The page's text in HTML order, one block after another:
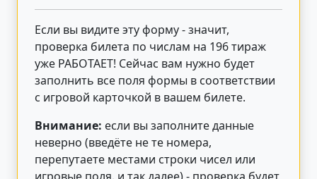
Если вы видите эту форму - значит,
проверка билета по числам на 196 тираж
уже РАБОТАЕТ! Сейчас вам нужно будет
заполнить все поля формы в соответствии
с игровой карточкой в вашем билете.
Внимание: если вы заполните данные
неверно (введёте не те номера,
перепутаете местами строки чисел или